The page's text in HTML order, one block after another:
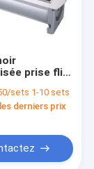
prise flip-
de
sets 1-10 sets
derniers prix